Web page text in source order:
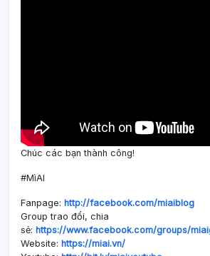
Chúc các bạn thành công!
#MìAI
Fanpage: http://facebook.com/miaiblog
Group trao đổi, chia
sẻ: https://www.facebook.com/groups/
Website: https://miai.vn/